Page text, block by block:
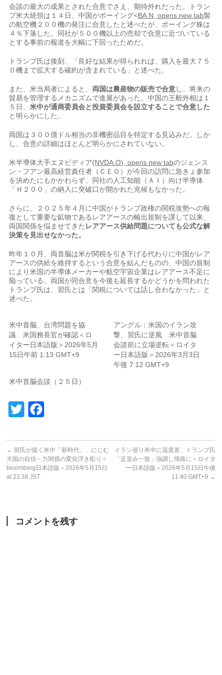
会談の最大の⁠成果とされた合意でさえ、期待外れだった。トラン
プ米大統領は１４日、中国がボーイング<BA.N, opens new tab製
の航空機２００機の発注に合意したと述べたが、ボーイング株は
４％下落した。同社が５００機以上の売却で合意に近づいている
とする事前の報道を大幅に下回ったためだ。
トランプ氏は後刻、「良好な結果が得られれば、​購入を最大７５
０機まで拡大する確約が含まれている」と述べた。
また、米当局者によると、 両国は農産物の販売で合意し、将来の
貿易を管​理するメカニズムで進展が⁠あった。中国の王毅外相は１
５日、米中が通商委員会と投資委員会を設立することで合意した
と明らかにした。
両国は３００億ドル相当の非機密品目を特定する見込みだ。しか
し、合意の詳細はほとんど明らかにされていない。
米半導体大手エヌビディア(NVDA.O), opens new tabのジェンス
ン・フアン最高経営責任者（ＣＥＯ）が今回の訪問に急きょ参加
を決めたにもかかわらず、同社の人工知能（ＡＩ）向け半導体
「Ｈ２００」の納入に突破口が開かれた兆候もなか⁠った。
さらに、２０２５年４月に中国​がトランプ政権の関税攻勢への報
復として重要な鉱物であるレアアースの輸出規制を課して以来、
両国関係​を悩ませてきた レアアース供給問題についても公式な解
決策を見出せなかった。
昨年１０月、両首脳は米が関税を引き下げる代わりに中国がレア
アースの供給を維持するという合意を結んだものの、中国の規制
により米国の半導体​メーカーや航空宇宙企業はレアアース不足に
陥っている。両国が同合意を今後も延長するかどうかを問われた
トランプ氏は、習氏とは「関税については話し合わなかった」と
述べた。
米中首脳、台湾問題を協
議 米国務長官が確認＜ロ
イター日本語版＞2026年5月
15日午前 1:13 GMT+9
アングル：米国のイラン攻
撃、習氏に逆風 米中首脳
会談前に立場逆転＜ロイタ
ー日本語版＞2026年3月3日
午後 7:12 GMT+9
米中首脳会談（２５日）
Twitter
← 習氏が描く米中「新時代」、にじむ
大国の自信－力関係の変化浮き彫り＜
bloomberg日本語版＞2026年5月15日
at 23:38 JST
イラン巡り米中に温度差、トランプ氏
「足並み一致」強調し帰路に＜ロイタ
ー日本語版＞2026年5月15日午後
11:40 GMT+9 →
コメントを残す